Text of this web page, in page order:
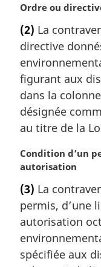
e
e
b
a
s
d
e
p
a
e
t
d
e
b
a
s
d
e
p
g
e
a
l
e
:
N
t
e
m
a
g
i
n
l
e
Ordre ou
(2) La
directive
figurant aux
dans la
désignée
au titre de la
N
o
e
m
a
r
i
Condition d’un
autorisation
(3) La
permis, d’une
autorisation
spécifiée aux